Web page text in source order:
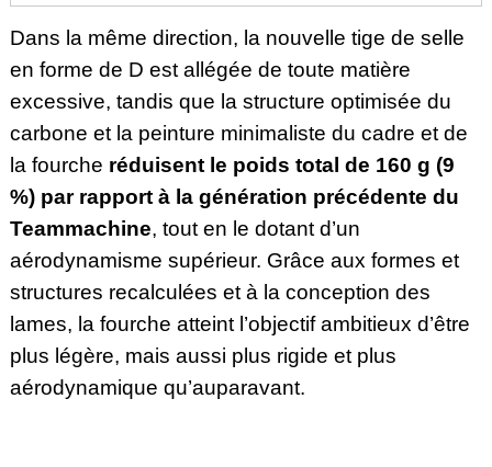
Dans la même direction, la nouvelle tige de selle
en forme de D est allégée de toute matière
excessive, tandis que la structure optimisée du
carbone et la peinture minimaliste du cadre et de
la fourche réduisent le poids total de 160 g (9
%) par rapport à la génération précédente du
Teammachine, tout en le dotant d’un
aérodynamisme supérieur. Grâce aux formes et
structures recalculées et à la conception des
lames, la fourche atteint l’objectif ambitieux d’être
plus légère, mais aussi plus rigide et plus
aérodynamique qu’auparavant.